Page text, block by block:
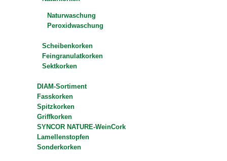
Naturwaschung
Peroxidwaschung
Scheibenkorken
Feingranulatkorken
Sektkorken
DIAM-Sortiment
Fasskorken
Spitzkorken
Griffkorken
SYNCOR NATURE-WeinCork
Lamellenstopfen
Sonderkorken